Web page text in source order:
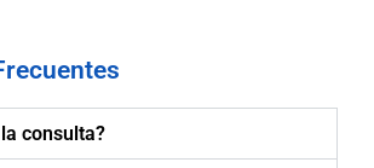
consulta?